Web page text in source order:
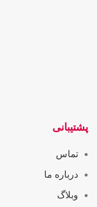
پشتیبانی
تماس
درباره ما
وبلاگ